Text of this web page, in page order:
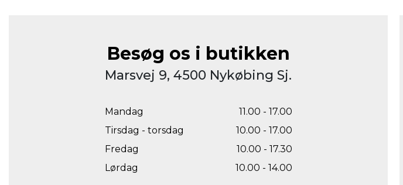
Besøg os i butikken
Marsvej 9, 4500 Nykøbing Sj.
Mandag
11.00 - 17.00
Tirsdag - torsdag
10.00 - 17.00
Fredag
10.00 - 17.30
Lørdag
10.00 - 14.00